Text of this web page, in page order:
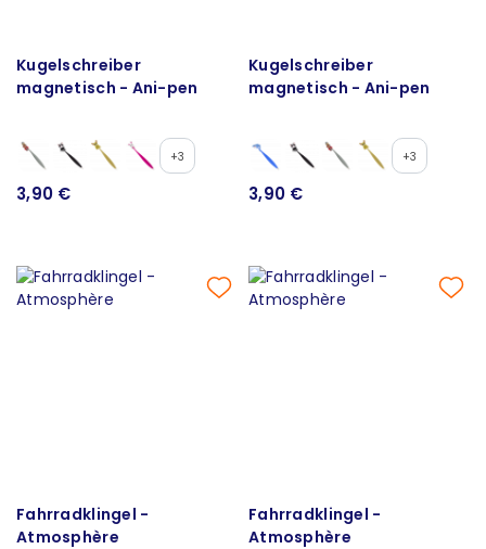
Kugelschreiber
magnetisch - Ani-pen
+3
3,90 €
Kugelschreiber
magnetisch - Ani-pen
+3
3,90 €
Fahrradklingel -
Atmosphère
Fahrradklingel -
Atmosphère